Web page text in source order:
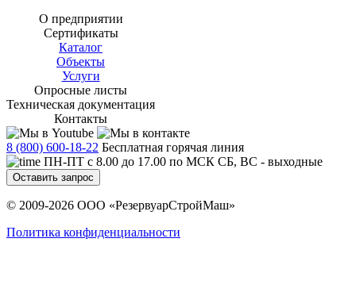
О предприятии
Сертификаты
Каталог
Объекты
Услуги
Опросные листы
Техническая документация
Контакты
8 (800) 600-18-22 Бесплатная горячая линия
ПН-ПТ с 8.00 до 17.00 по МСК СБ, ВС - выходные
Оставить запрос
© 2009-2026 ООО «РезервуарСтройМаш»
Политика конфиденциальности